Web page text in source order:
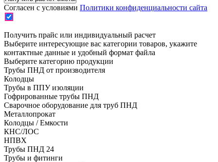
Согласен с условиями Политики конфиденциальности сайта
Получить прайс или индивидуальный расчет
Выберите интересующие вас категории товаров, укажите
контактные данные и удобный формат файла
Выберите категорию продукции
Трубы ПНД от производителя
Колодцы
Трубы в ППУ изоляции
Гофрированные трубы ПНД
Сварочное оборудование для труб ПНД
Металлопрокат
Колодцы / Емкости
КНС/ЛОС
НПВХ
Трубы ПНД 24
Трубы и фитинги